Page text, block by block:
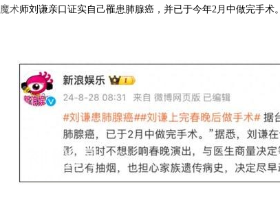
魔术师刘谦亲口证实自己罹患肺腺癌，并已于今年2月中做完手术。